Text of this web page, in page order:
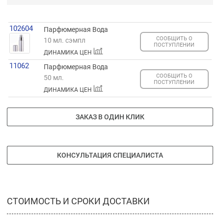
102604
Парфюмерная Вода
10 мл. сэмпл
ДИНАМИКА ЦЕН
СООБЩИТЬ О
ПОСТУПЛЕНИИ
11062
Парфюмерная Вода
50 мл.
ДИНАМИКА ЦЕН
СООБЩИТЬ О
ПОСТУПЛЕНИИ
ЗАКАЗ В ОДИН КЛИК
КОНСУЛЬТАЦИЯ СПЕЦИАЛИСТА
СТОИМОСТЬ И СРОКИ ДОСТАВКИ